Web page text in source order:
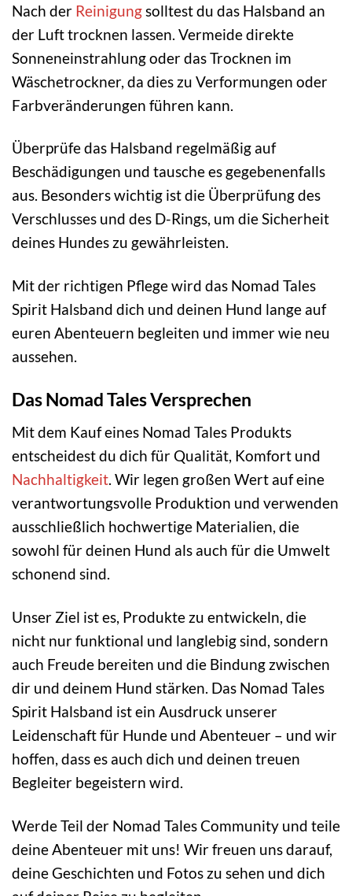
Nach der Reinigung solltest du das Halsband an
der Luft trocknen lassen. Vermeide direkte
Sonneneinstrahlung oder das Trocknen im
Wäschetrockner, da dies zu Verformungen oder
Farbveränderungen führen kann.
Überprüfe das Halsband regelmäßig auf
Beschädigungen und tausche es gegebenenfalls
aus. Besonders wichtig ist die Überprüfung des
Verschlusses und des D-Rings, um die Sicherheit
deines Hundes zu gewährleisten.
Mit der richtigen Pflege wird das Nomad Tales
Spirit Halsband dich und deinen Hund lange auf
euren Abenteuern begleiten und immer wie neu
aussehen.
Das Nomad Tales Versprechen
Mit dem Kauf eines Nomad Tales Produkts
entscheidest du dich für Qualität, Komfort und
Nachhaltigkeit. Wir legen großen Wert auf eine
verantwortungsvolle Produktion und verwenden
ausschließlich hochwertige Materialien, die
sowohl für deinen Hund als auch für die Umwelt
schonend sind.
Unser Ziel ist es, Produkte zu entwickeln, die
nicht nur funktional und langlebig sind, sondern
auch Freude bereiten und die Bindung zwischen
dir und deinem Hund stärken. Das Nomad Tales
Spirit Halsband ist ein Ausdruck unserer
Leidenschaft für Hunde und Abenteuer – und wir
hoffen, dass es auch dich und deinen treuen
Begleiter begeistern wird.
Werde Teil der Nomad Tales Community und teile
deine Abenteuer mit uns! Wir freuen uns darauf,
deine Geschichten und Fotos zu sehen und dich